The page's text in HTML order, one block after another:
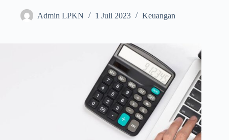
Admin LPKN 1 Juli 2023 Keuangan